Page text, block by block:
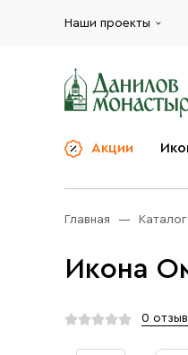
Наши проекты
Акции
Иконы
Бренды
Услуги
Главная Каталог
Икона
0